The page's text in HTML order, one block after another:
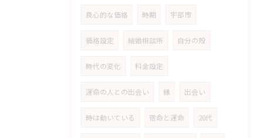
良心的な価格 時期 宇部市
価格設定 結婚相談所 自分の殻
時代の変化 料金設定
運命の人との出会い 縁 出会い
時は動いている 宿命と運命 20代